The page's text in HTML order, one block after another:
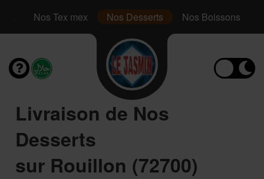
Nos Tex mex Nos Desserts Nos Boissons
Livraison de Nos
Desserts
sur Rouillon (72700)